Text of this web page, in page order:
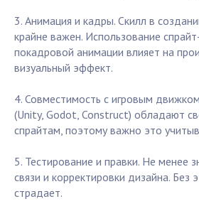
3. Анимация и кадры. Скилл в
крайне важен. Использование
покадровой анимации влияет на
визуальный эффект.
4. Совместимость с игровым
(Unity, Godot, Construct) обладают
спрайтам, поэтому важно это
5. Тестирование и правки. Не менее
связи и корректировки дизайна. Без
страдает.